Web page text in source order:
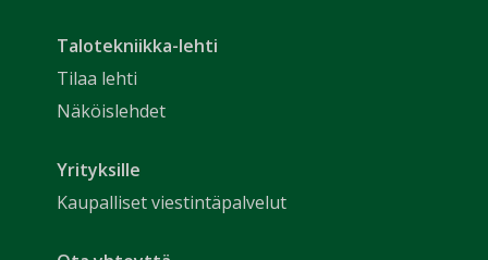
Talotekniikka-lehti
Tilaa lehti
Näköislehdet
Yrityksille
Kaupalliset viestintäpalvelut